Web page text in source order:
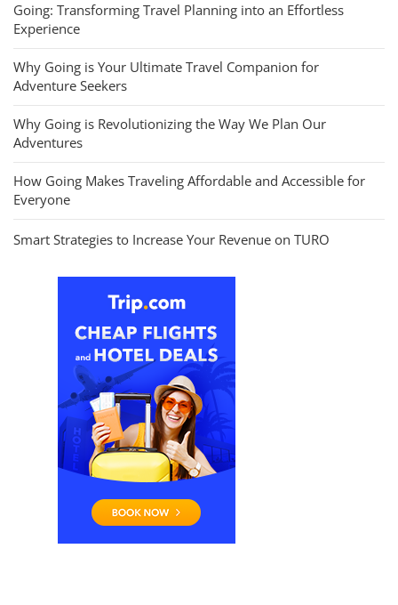
Going: Transforming Travel Planning into an Effortless
Experience
Why Going is Your Ultimate Travel Companion for
Adventure Seekers
Why Going is Revolutionizing the Way We Plan Our
Adventures
How Going Makes Traveling Affordable and Accessible for
Everyone
Smart Strategies to Increase Your Revenue on TURO